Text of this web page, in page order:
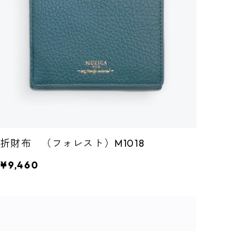
折財布 （フォレスト）M1018
¥9,460